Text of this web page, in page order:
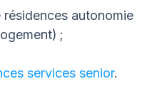
résidences autonomie
;
services senior.